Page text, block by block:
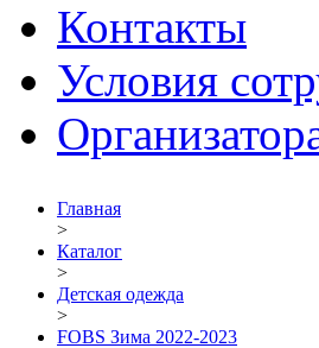
Контакты
Условия
Главная
>
Каталог
>
Детская одежда
>
FOBS Зима 2022-2023